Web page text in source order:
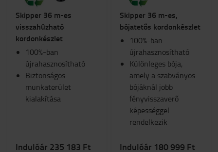
Skipper 36 m-es
visszahúzható
kordonkészlet
100%-ban
újrahasznosítható
Biztonságos
munkaterület
kialakítása
Indulóár 235 183 Ft
Skipper 36 m-es,
bójatetős kordonkészlet
100%-ban
újrahasznosítható
Különleges bója,
amely a szabványos
bójáknál jobb
fényvisszaverő
képességgel
rendelkezik
Indulóár 180 999 Ft